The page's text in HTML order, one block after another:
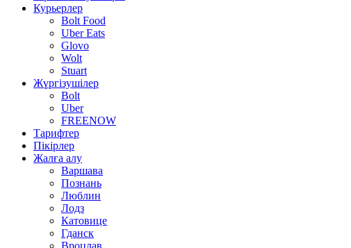
Курьерлер
Bolt Food
Uber Eats
Glovo
Wolt
Stuart
Жүргізушілер
Bolt
Uber
FREENOW
Тарифтер
Пікірлер
Жалға алу
Варшава
Познань
Люблин
Лодз
Катовице
Гданск
Вроцлав